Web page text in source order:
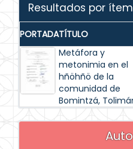
Resultados por
PORTADATÍTULO
Metáfora y
metonimia en el
hñöhñö de la
comunidad de
Bomintzá,